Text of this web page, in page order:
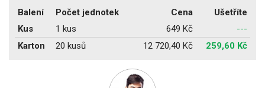
Balení Počet jednotek Cena
Ušetříte
Kus
1 kus 649 Kč
---
Karton
20 kusů 12 720,40 Kč 259,60 Kč